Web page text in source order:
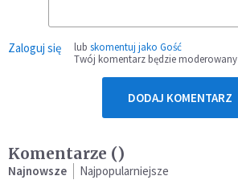
Zaloguj się lub skomentuj jako Gość
Twój komentarz będzie moderowany
DODAJ KOMENTARZ
Komentarze ()
Najnowsze Najpopularniejsze